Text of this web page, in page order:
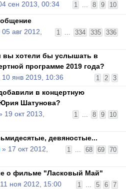
1 ... 8 9 10
сен 2013, 00:34
1 ... 334 335 336
05 авг 2012,
вы хотели бы услышать в
программе 2019 года?
1 2 3
10 янв 2019, 10:36
в концертную
Шатунова?
1 ... 8 9 10
19 окт 2013,
девяностые...
1 ... 68 69 70
» 17 окт 2012,
о фильме "Ласковый Май"
1 ... 5 6 7
ноя 2012, 15:00